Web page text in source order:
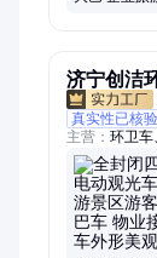
济宁创洁
真实性已核验
主营： 环卫车